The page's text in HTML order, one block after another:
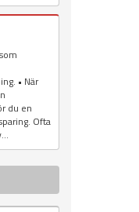
• När
du en
Ofta